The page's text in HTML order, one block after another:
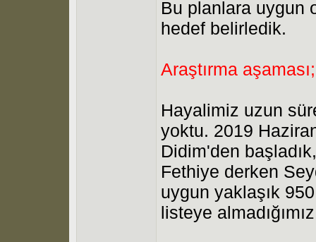
Bu planlara uygun
hedef belirledik.
Araştırma aşaması;
Hayalimiz uzun
yoktu. 2019
Didim'den
Fethiye derken
uygun yaklaşık
listeye